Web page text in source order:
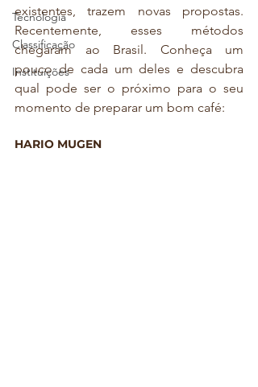
Tecnologia
Classificação
Instituições
existentes, trazem novas propostas.
Recentemente, esses métodos
chegaram ao Brasil. Conheça um
pouco de cada um deles e descubra
qual pode ser o próximo para o seu
momento de preparar um bom café:
HARIO MUGEN